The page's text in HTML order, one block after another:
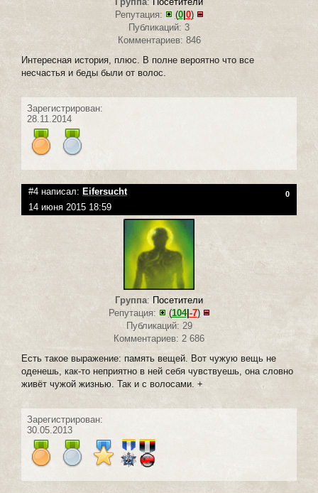
Репутация:
(0| 0)
Публикаций: 3
Комментариев: 846
Интересная история, плюс. В полне вероятно что все
несчастья и беды были от волос.
Зарегистрирован:
28.11.2014
#4 написал: Eifersucht 0
14 июня 2015 18:59
Группа: Посетители
Репутация:
(104| -7)
Публикаций: 29
Комментариев: 2 686
Есть такое выражение: память вещей. Вот чужую вещь не
оденешь, как-то неприятно в ней себя чувствуешь, она словно
живёт чужой жизнью. Так и с волосами. +
Зарегистрирован:
30.05.2013